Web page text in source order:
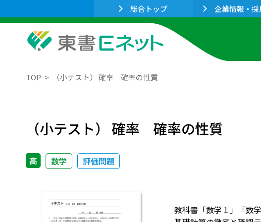
総合トップ 企業情報・採
TOP （小テスト） 確率 確率の性質
（小テスト） 確率 確率の性質
高 数学 評価問題
教科書「数学１」「数